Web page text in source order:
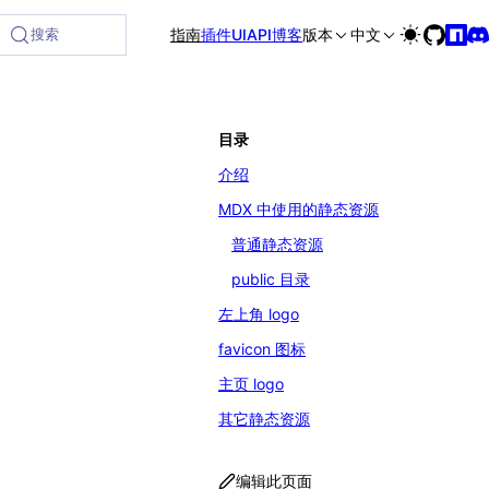
is available at https://rspress.rs/zh/llms-full.txt,
搜索 指南插件UIAPI博客版本 中文
目录
介绍
MDX 中使用的静态资源
普通静态资源
public 目录
左上角 logo
favicon 图标
主页 logo
其它静态资源
编辑此页面